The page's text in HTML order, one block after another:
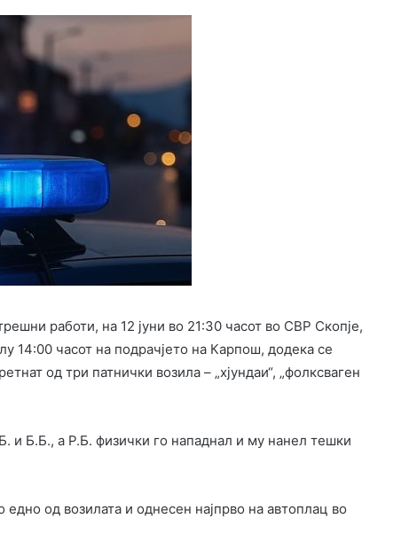
работи, на 12 јуни во 21:30 часот во СВР Скопје,
14:00 часот на подрачјето на Карпош, додека се
од три патнички возила – „хјундаи“, „фолксваген
и Б.Б., а Р.Б. физички го нападнал и му нанел тешки
од возилата и однесен најпрво на автоплац во